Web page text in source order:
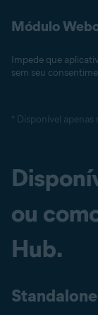
Módulo
Impede que
sem seu
* Disponível apenas
ou
Hub.